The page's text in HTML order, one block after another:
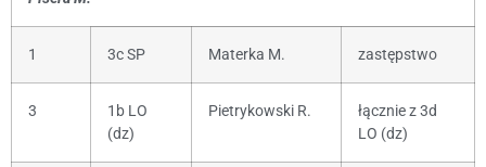
1 3c SP Materka M. zastępstwo
3
1b LO
(dz)
Pietrykowski R.
łącznie z 3d
LO (dz)